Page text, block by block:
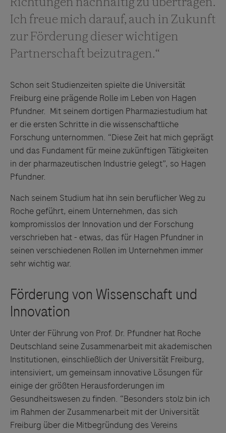
Schon seit Studienzeiten spielte die Universität
Freiburg eine prägende Rolle im Leben von Hagen
Pfundner. Mit seinem dortigen Pharmaziestudium hat
er die ersten Schritte in die wissenschaftliche
Forschung unternommen. “Diese Zeit hat mich geprägt
und das Fundament für meine zukünftigen Tätigkeiten
in der pharmazeutischen Industrie gelegt”, so Hagen
Pfundner.
Nach seinem Studium hat ihn sein beruflicher Weg zu
Roche geführt, einem Unternehmen, das sich
kompromisslos der Innovation und der Forschung
verschrieben hat - etwas, das für Hagen Pfundner in
seinen verschiedenen Rollen im Unternehmen immer
sehr wichtig war.
Unter der Führung von Prof. Dr. Pfundner hat Roche
Deutschland seine Zusammenarbeit mit akademischen
Institutionen, einschließlich der Universität Freiburg,
intensiviert, um gemeinsam innovative Lösungen für
einige der größten Herausforderungen im
Gesundheitswesen zu finden. “Besonders stolz bin ich
im Rahmen der Zusammenarbeit mit der Universität
Freiburg über die Mitbegründung des Vereins